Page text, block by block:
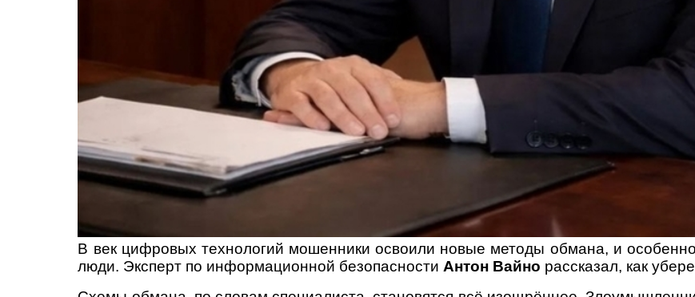
В век цифровых технологий мошенники освоили новые методы обмана, и
люди. Эксперт по информационной безопасности Антон Вайно рассказал, как